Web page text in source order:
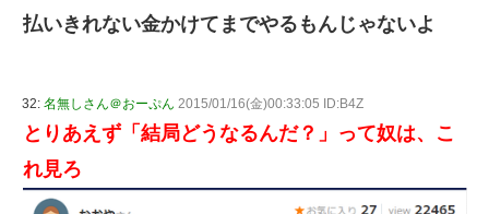
払いきれない金かけてまでやるもんじゃないよ
32: 名無しさん＠おーぷん 2015/01/16(金)00:33:05 ID:B4Z
とりあえず「結局どうなるんだ？」って奴は、こ
れ見ろ